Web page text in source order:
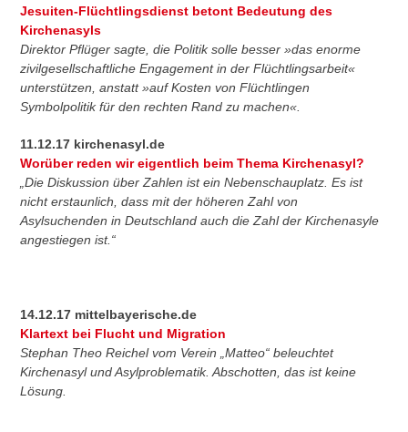
Jesuiten-Flüchtlingsdienst betont Bedeutung des
Kirchenasyls
Direktor Pflüger sagte, die Politik solle besser »das enorme
zivilgesellschaftliche Engagement in der Flüchtlingsarbeit«
unterstützen, anstatt »auf Kosten von Flüchtlingen
Symbolpolitik für den rechten Rand zu machen«.
11.12.17 kirchenasyl.de
Worüber reden wir eigentlich beim Thema Kirchenasyl?
„Die Diskussion über Zahlen ist ein Nebenschauplatz. Es ist
nicht erstaunlich, dass mit der höheren Zahl von
Asylsuchenden in Deutschland auch die Zahl der Kirchenasyle
angestiegen ist.“
14.12.17 mittelbayerische.de
Klartext bei Flucht und Migration
Stephan Theo Reichel vom Verein „Matteo“ beleuchtet
Kirchenasyl und Asylproblematik. Abschotten, das ist keine
Lösung.